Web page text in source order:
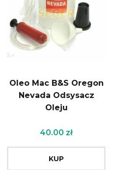
Oleo Mac B&S Oregon
Nevada Odsysacz
Oleju
40.00 zł
KUP